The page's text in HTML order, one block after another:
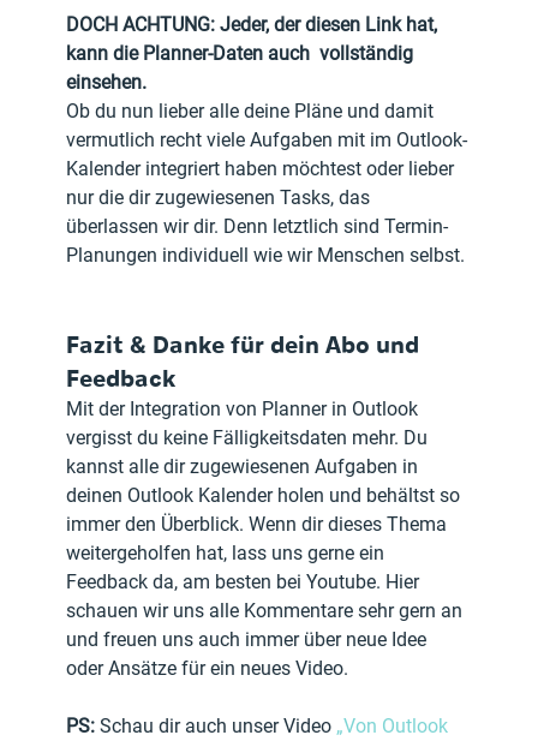
DOCH ACHTUNG: Jeder, der diesen Link hat,
kann die Planner-Daten auch  vollständig
einsehen.
Ob du nun lieber alle deine Pläne und damit
vermutlich recht viele Aufgaben mit im Outlook-
Kalender integriert haben möchtest oder lieber
nur die dir zugewiesenen Tasks, das
überlassen wir dir. Denn letztlich sind Termin-
Planungen individuell wie wir Menschen selbst.
Fazit & Danke für dein Abo und
Feedback
Mit der Integration von Planner in Outlook
vergisst du keine Fälligkeitsdaten mehr. Du
kannst alle dir zugewiesenen Aufgaben in
deinen Outlook Kalender holen und behältst so
immer den Überblick. Wenn dir dieses Thema
weitergeholfen hat, lass uns gerne ein
Feedback da, am besten bei Youtube. Hier
schauen wir uns alle Kommentare sehr gern an
und freuen uns auch immer über neue Idee
oder Ansätze für ein neues Video.
PS: Schau dir auch unser Video „Von Outlook